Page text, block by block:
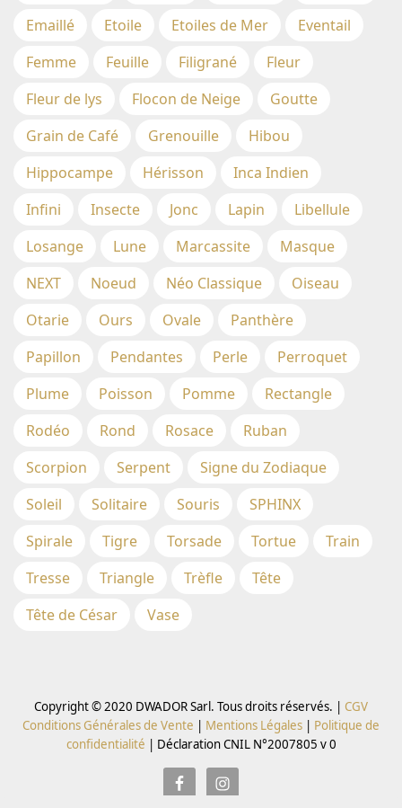
Emaillé
Etoile Etoiles de Mer
Eventail
Femme
Feuille Filigrané
Fleur
Fleur de lys
Flocon de Neige
Goutte
Grain de Café
Grenouille
Hibou
Hippocampe
Hérisson
Inca Indien
Infini
Insecte Jonc Lapin
Libellule
Losange
Lune Marcassite
Masque
NEXT
Noeud Néo Classique
Oiseau
Otarie
Ours Ovale
Panthère
Papillon
Pendantes Perle
Perroquet
Plume
Poisson Pomme
Rectangle
Rodéo
Rond Rosace
Ruban
Scorpion
Serpent
Signe du Zodiaque
Soleil
Solitaire Souris
SPHINX
Spirale
Tigre Torsade Tortue
Train
Tresse
Triangle Trèfle
Tête
Tête de César
Vase
Copyright © 2020 DWADOR Sarl. Tous droits réservés. | CGV
Conditions Générales de Vente | Mentions Légales | Politique de
confidentialité | Déclaration CNIL N°2007805 v 0